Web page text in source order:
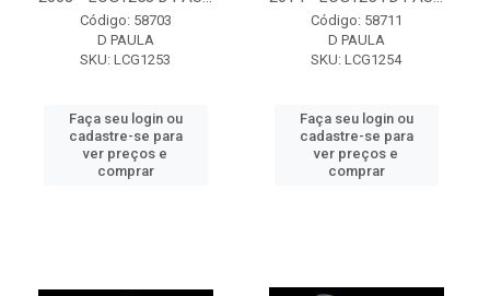
Código: 58703
D PAULA
SKU: LCG1253
Faça seu login ou
cadastre-se para
ver preços e
comprar
Código: 58711
D PAULA
SKU: LCG1254
Faça seu login ou
cadastre-se para
ver preços e
comprar